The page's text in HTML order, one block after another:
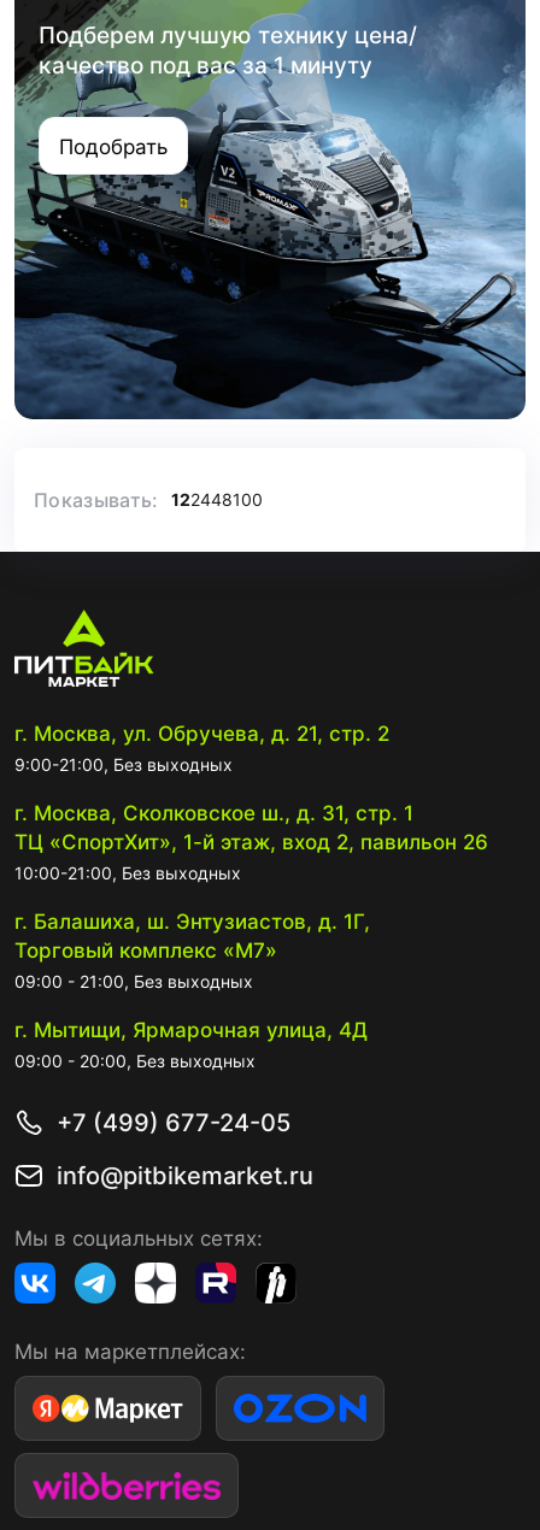
Подберем лучшую технику цена/
качество под вас за 1 минуту
Подобрать
Показывать: 122448100
г. Москва, ул. Обручева, д. 21, стр. 2
9:00-21:00, Без выходных
г. Москва, Сколковское ш., д. 31, стр. 1
ТЦ «СпортХит», 1-й этаж, вход 2, павильон 26
10:00-21:00, Без выходных
г. Балашиха, ш. Энтузиастов, д. 1Г,
Торговый комплекс «М7»
09:00 - 21:00, Без выходных
г. Мытищи, Ярмарочная улица, 4Д
09:00 - 20:00, Без выходных
+7 (499) 677-24-05
info@pitbikemarket.ru
Мы в социальных сетях:
Мы на маркетплейсах: